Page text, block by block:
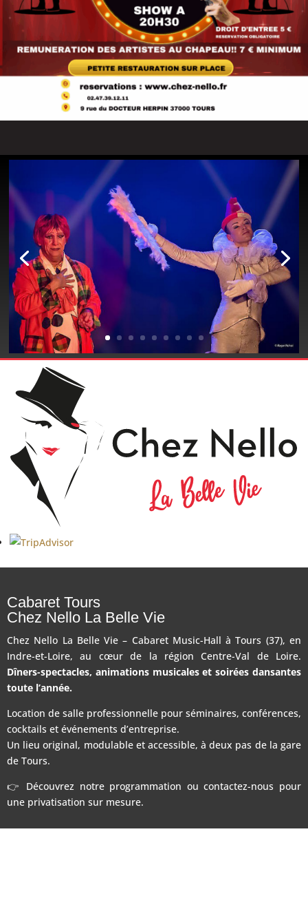
Cabaret Tours
Chez Nello La Belle Vie
Chez Nello La Belle Vie – Cabaret Music-Hall à Tours (37), en
Indre-et-Loire, au cœur de la région Centre-Val de Loire.
Dîners-spectacles, animations musicales et soirées dansantes
toute l’année.
Location de salle professionnelle pour séminaires, conférences,
cocktails et événements d’entreprise.
Un lieu original, modulable et accessible, à deux pas de la gare
de Tours.
👉 Découvrez notre programmation ou contactez-nous pour
une privatisation sur mesure.